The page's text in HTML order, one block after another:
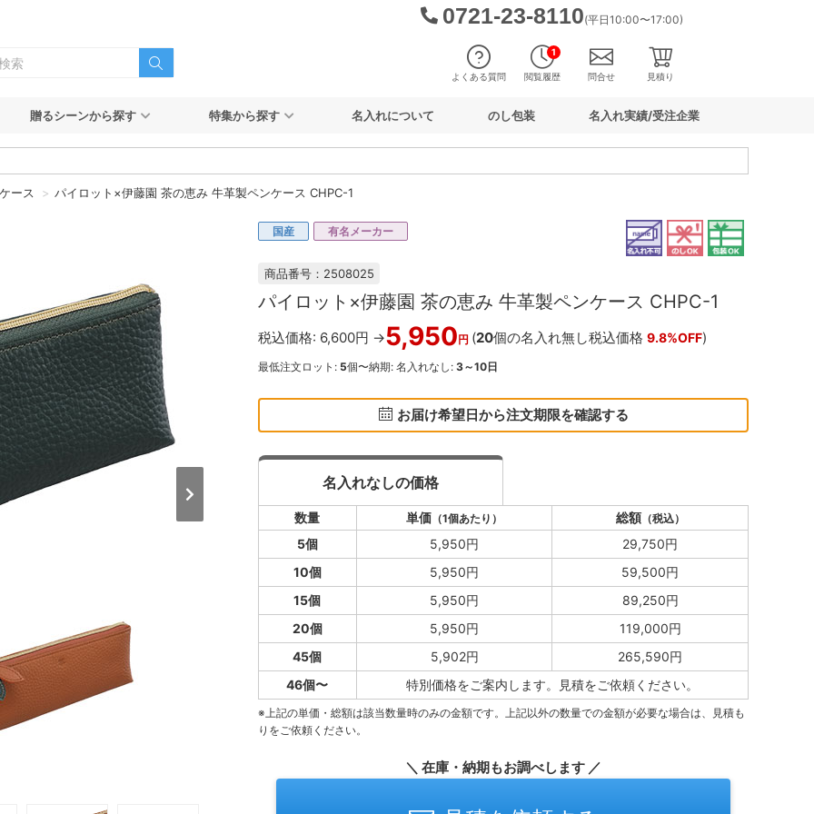
0721-23-8110(平日10:00〜17:00)
よくある質問 閲覧履歴
1
問合せ 見積り
贈るシーンから探す 特集から探す 名入れについて のし包装 名入れ実績/受注企業
ース パイロット×伊藤園 茶の恵み 牛革製ペンケース CHPC-1
国産 有名メーカー
商品番号：2508025
パイロット×伊藤園 茶の恵み 牛革製ペンケース CHPC-1
税込価格: 6,600円 →5,950円 (20個の名入れ無し税込価格 9.8%OFF)
最低注文ロット: 5個〜納期: 名入れなし: 3～10日
お届け希望日から注文期限を確認する
名入れなしの価格
数量 単価 （1個あたり） 総額（税込）
5個 5,950円
29,750円
10個
5,950円
59,500円
15個
5,950円
89,250円
20個
5,950円
119,000円
45個
5,902円
265,590円
46個〜
特別価格をご案内します。 見積をご依頼ください。
※上記の単価・総額は該当数量時のみの金額です。上記以外の数量での金額が必要な場合は、見積も
りをご依頼ください。
＼ 在庫・納期もお調べします ／